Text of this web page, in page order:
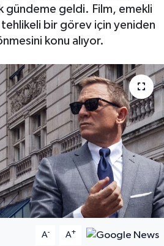
gündeme geldi. Film, emekli
tehlikeli bir görev için yeniden
konu alıyor.
A- A+